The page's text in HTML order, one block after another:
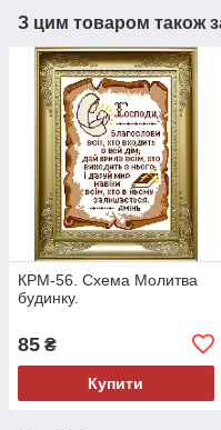
З цим товаром також
КРМ-56. Схема Молитва
будинку.
85 ₴
Купити